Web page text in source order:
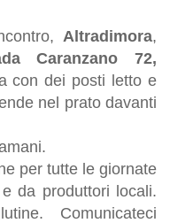
Altradimora,
Caranzano 72,
con dei posti letto e
nel prato davanti
per tutte le giornate
da produttori locali.
Comunicateci